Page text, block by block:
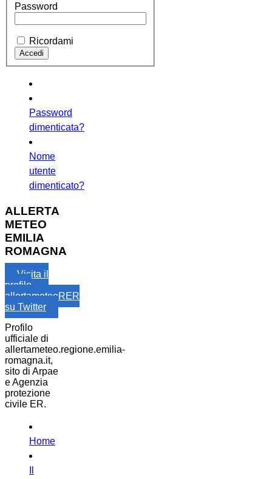
Password
Ricordami
Password
dimenticata?
Nome
utente
dimenticato?
ALLERTA
METEO
EMILIA
ROMAGNA
Visita il
profilo
allertameteoRER
su Twitter
Profilo
ufficiale di
allertameteo.regione.emilia-
romagna.it,
sito di Arpae
e Agenzia
protezione
civile ER.
Home